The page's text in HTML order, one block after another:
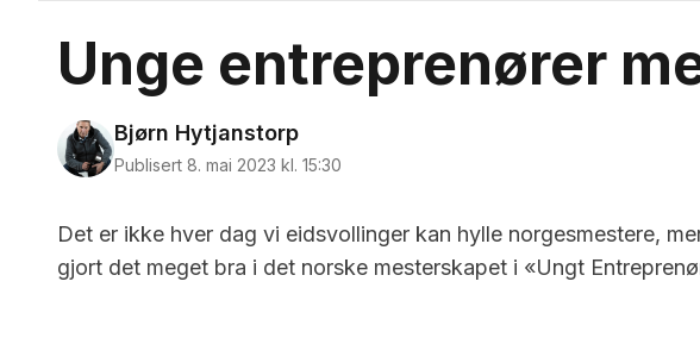
Unge entreprenører
Bjørn Hytjanstorp
Publisert 8. mai 2023 kl. 15:30
Det er ikke hver dag vi eidsvollinger kan hylle norgesmestere,
gjort det meget bra i det norske mesterskapet i «Ungt